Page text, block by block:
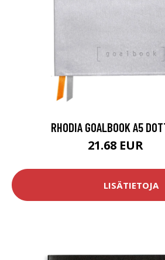
RHODIA GOALBOOK A5
21.68 EUR
LISÄTIETOJA